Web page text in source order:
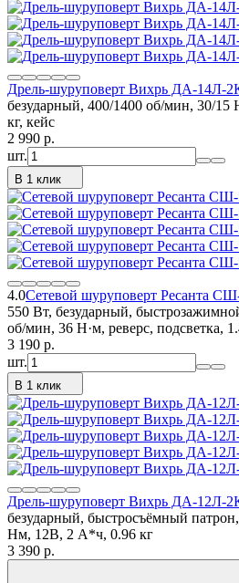
Дрель-шуруповерт Вихрь ДА-14Л-
безударный, 400/1400 об/мин, 30/
кг, кейс
2 990 p.
шт.
В 1 клик
4.0Сетевой шуруповерт Ресанта
550 Вт, безударный,
об/мин, 36 Н·м, реверс, подсветка,
3 190 p.
шт.
В 1 клик
Дрель-шуруповерт Вихрь ДА-12Л-
безударный, быстросъёмный
Нм, 12В, 2 А*ч, 0.96 кг
3 390 p.